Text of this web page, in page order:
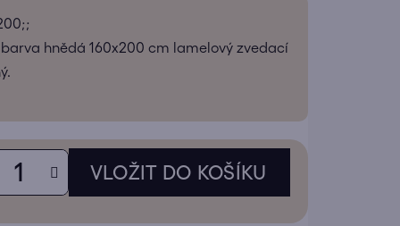
barva hnědá 160x200 cm lamelový zvedací